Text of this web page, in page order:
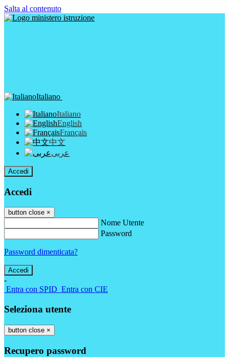
Salta al contenuto
Italiano
Italiano
English
Français
中文
عربى
Accedi
Accedi
button close ×
Nome Utente
Password
Password dimenticata?
-
Entra con SPID Entra con CIE
Seleziona utente
button close ×
Recupero password